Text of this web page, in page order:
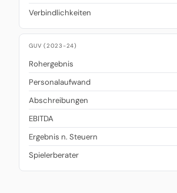
Verbindlichkeiten
GUV (2023-24)
Rohergebnis
Personalaufwand
Abschreibungen
EBITDA
Ergebnis n. Steuern
Spielerberater